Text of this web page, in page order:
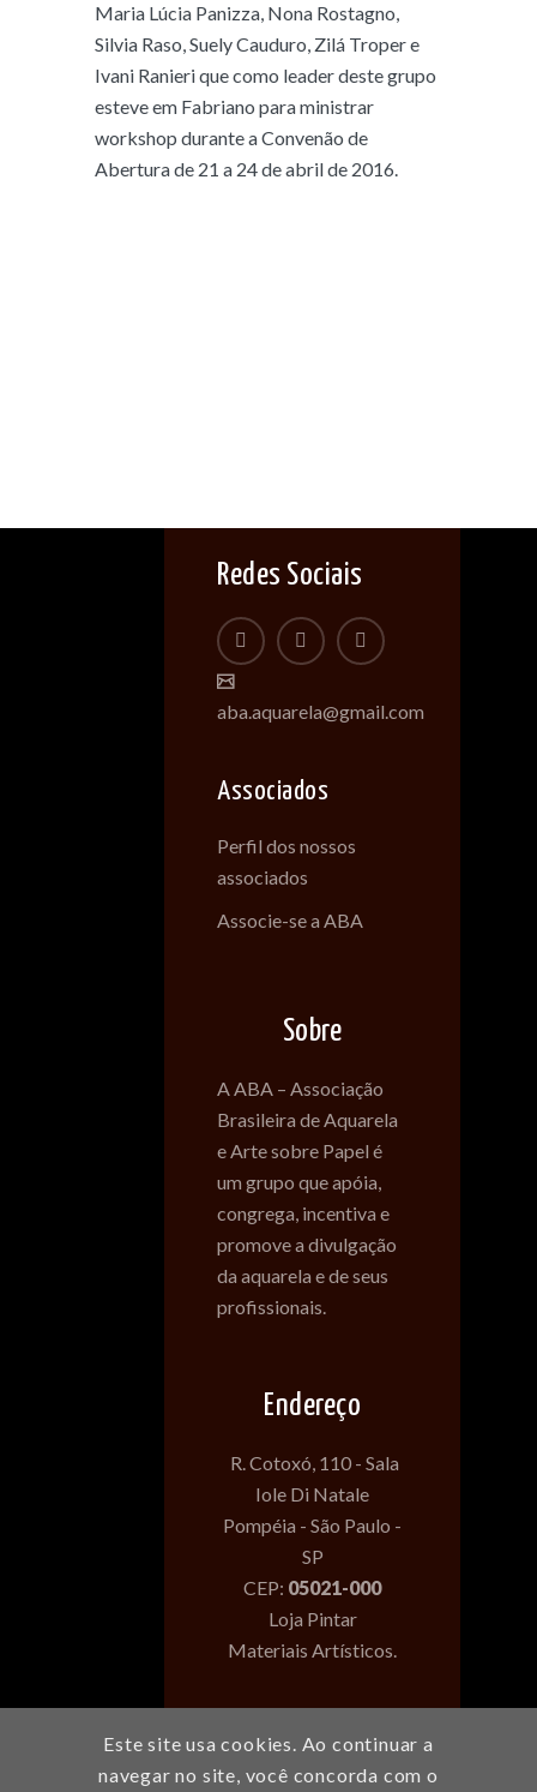
Maria Lúcia Panizza, Nona Rostagno,
Silvia Raso, Suely Cauduro, Zilá Troper e
Ivani Ranieri que como leader deste grupo
esteve em Fabriano para ministrar
workshop durante a Convenão de
Abertura de 21 a 24 de abril de 2016.
Redes Sociais
aba.aquarela@gmail.com
Associados
Perfil dos nossos
associados
Associe-se a ABA
Sobre
A ABA – Associação
Brasileira de Aquarela
e Arte sobre Papel é
um grupo que apóia,
congrega, incentiva e
promove a divulgação
da aquarela e de seus
profissionais.
Endereço
R. Cotoxó, 110 - Sala
Iole Di Natale
Pompéia - São Paulo -
SP
CEP: 05021-000
Loja Pintar
Materiais Artísticos.
Desenvolvido com
amor por Felipe
Este site usa cookies. Ao continuar a
navegar no site, você concorda com o